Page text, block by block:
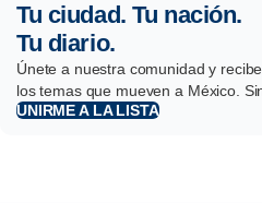
Tu ciudad. Tu nación.
Tu diario.
Únete a nuestra comunidad y
los temas que mueven a México.
UNIRME A LA LISTA